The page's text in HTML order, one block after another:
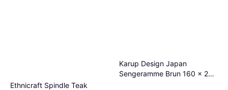
Ethnicraft Spindle Teak
Karup Design Japan
Sengeramme Brun 160 x 200